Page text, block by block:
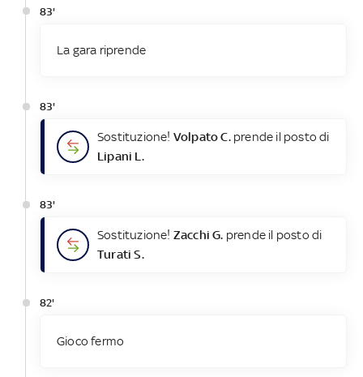
83'
La gara riprende
83'
Sostituzione! Volpato C.prende il posto di
Lipani L.
83'
Sostituzione! Zacchi G. prende il posto di
Turati S.
82'
Gioco fermo